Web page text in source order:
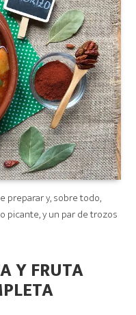
preparar y, sobre todo,
picante, y un par de trozos
Y FRUTA